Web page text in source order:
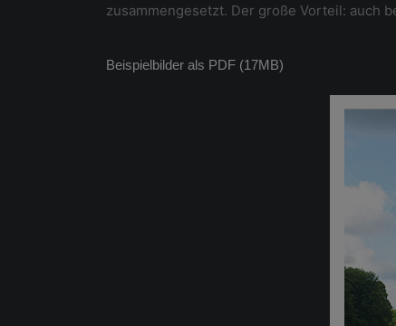
zusammengesetzt. Der große Vorteil: auch
Beispielbilder als PDF (17MB)